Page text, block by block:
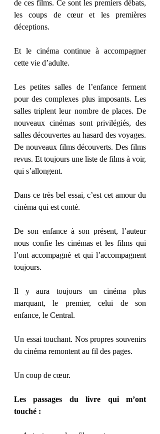
de ces films. Ce sont les premiers débats,
les coups de cœur et les premières
déceptions.
Et le cinéma continue à accompagner
cette vie d’adulte.
Les petites salles de l’enfance ferment
pour des complexes plus imposants. Les
salles triplent leur nombre de places. De
nouveaux cinémas sont privilégiés, des
salles découvertes au hasard des voyages.
De nouveaux films découverts. Des films
revus. Et toujours une liste de films à voir,
qui s’allongent.
Dans ce très bel essai, c’est cet amour du
cinéma qui est conté.
De son enfance à son présent, l’auteur
nous confie les cinémas et les films qui
l’ont accompagné et qui l’accompagnent
toujours.
Il y aura toujours un cinéma plus
marquant, le premier, celui de son
enfance, le Central.
Un essai touchant. Nos propres souvenirs
du cinéma remontent au fil des pages.
Un coup de cœur.
Les passages du livre qui m’ont
touché :